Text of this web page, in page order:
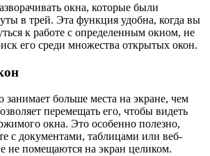
окна, которые были
в трей. Эта функция удобна, когда вы
к работе с определенным окном, не
его среди множества открытых окон.
занимает больше места на экране, чем
перемещать его, чтобы видеть
окна. Это особенно полезно,
с документами, таблицами или веб-
не помещаются на экран целиком.